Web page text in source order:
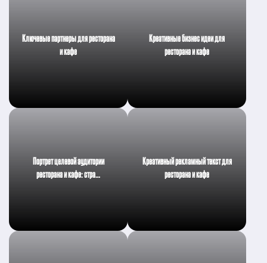
Ключевые партнеры для ресторана
и кафе
Креативные бизнес идеи для
ресторана и кафе
Портрет целевой аудитории
ресторана и кафе: стра…
Креативный рекламный текст для
ресторана и кафе